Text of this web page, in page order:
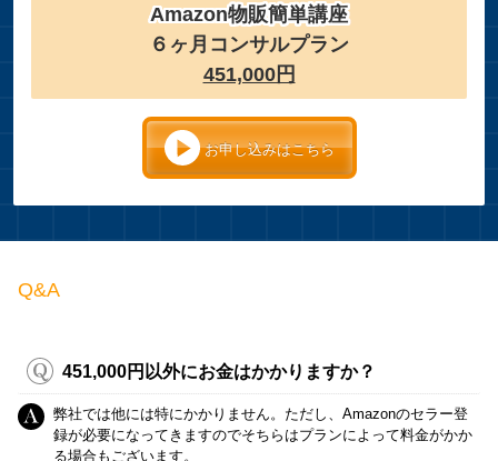
Amazon物販簡単講座
６ヶ月コンサルプラン
451,000円
お申し込みはこちら
Q&A
451,000円以外にお金はかかりますか？
弊社では他には特にかかりません。ただし、Amazonのセラー登
録が必要になってきますのでそちらはプランによって料金がかか
る場合もございます。